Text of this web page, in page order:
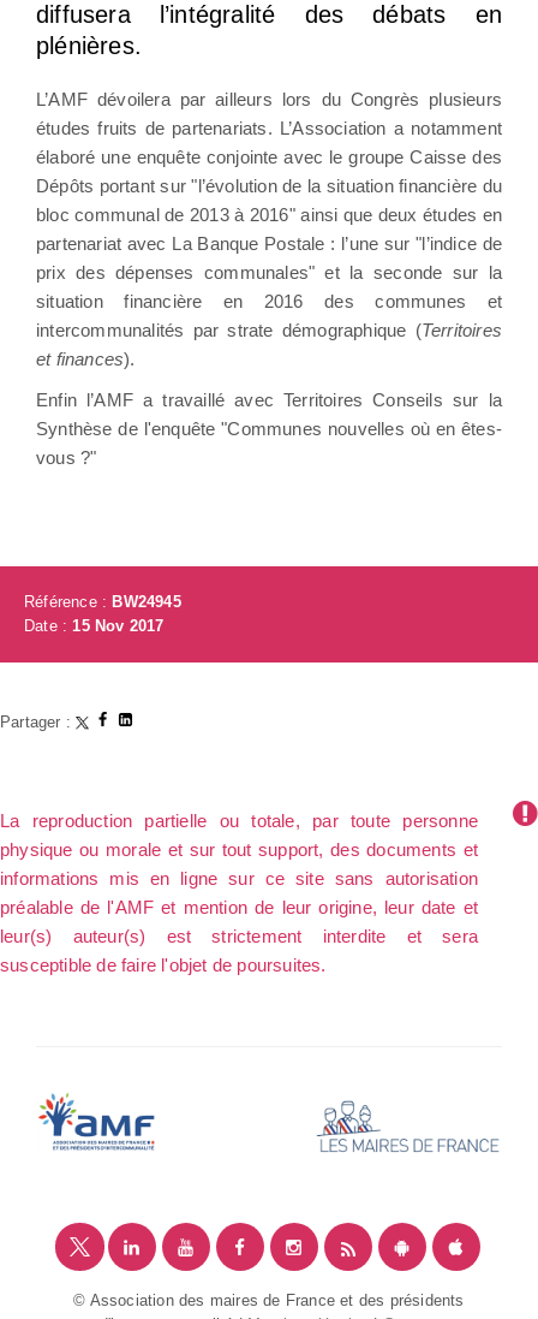
diffusera l’intégralité des débats en
plénières.
L’AMF dévoilera par ailleurs lors du Congrès plusieurs
études fruits de partenariats. L’Association a notamment
élaboré une enquête conjointe avec le groupe Caisse des
Dépôts portant sur "l’évolution de la situation financière du
bloc communal de 2013 à 2016" ainsi que deux études en
partenariat avec La Banque Postale : l’une sur "l’indice de
prix des dépenses communales" et la seconde sur la
situation financière en 2016 des communes et
intercommunalités par strate démographique (Territoires
et finances).
Enfin l’AMF a travaillé avec Territoires Conseils sur la
Synthèse de l'enquête "Communes nouvelles où en êtes-
vous ?"
Référence : BW24945
Date :15 Nov 2017
Partager :
La reproduction partielle ou totale, par toute personne
physique ou morale et sur tout support, des documents et
informations mis en ligne sur ce site sans autorisation
préalable de l'AMF et mention de leur origine, leur date et
leur(s) auteur(s) est strictement interdite et sera
susceptible de faire l'objet de poursuites.
© Association des maires de France et des présidents